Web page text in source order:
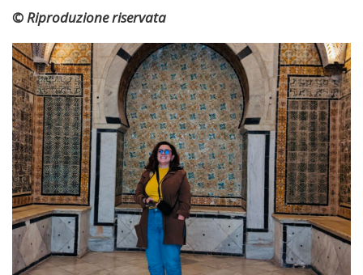
© Riproduzione riservata